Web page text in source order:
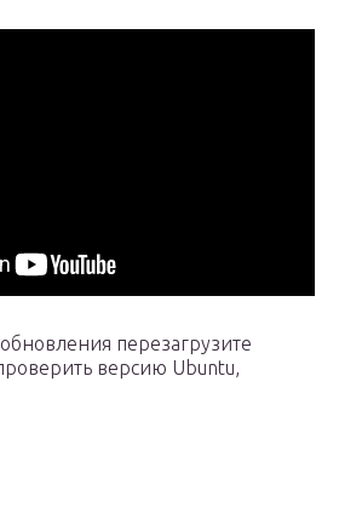
перезагрузите
версию Ubuntu,